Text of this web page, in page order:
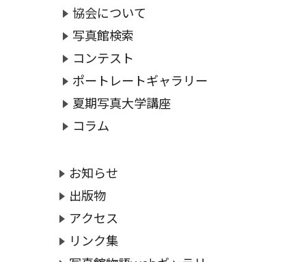
協会について
写真館検索
コンテスト
ポートレートギャラリー
夏期写真大学講座
コラム
お知らせ
出版物
アクセス
リンク集